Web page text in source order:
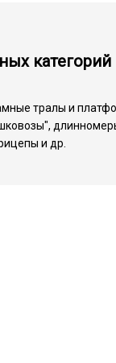
категорий
тралы и
и др.